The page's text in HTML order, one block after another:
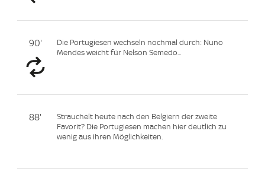
90'
Die Portugiesen wechseln nochmal durch: Nuno
Mendes weicht für Nelson Semedo...
88'
Strauchelt heute nach den Belgiern der zweite
Favorit? Die Portugiesen machen hier deutlich zu
wenig aus ihren Möglichkeiten.